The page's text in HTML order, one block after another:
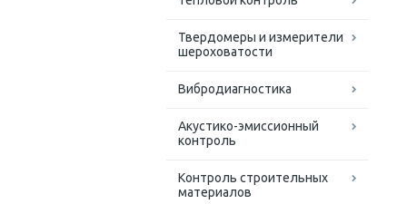
Твердомеры и измерители
шероховатости
Вибродиагностика
Акустико-эмиссионный
контроль
Контроль строительных
материалов